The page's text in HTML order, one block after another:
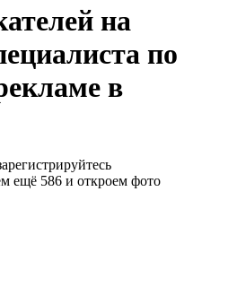
на
по
в
ещё 586 и откроем фото